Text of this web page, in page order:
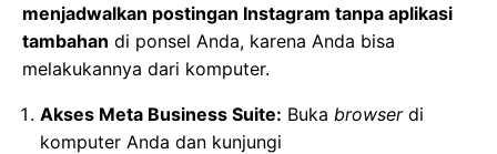
menjadwalkan postingan Instagram tanpa aplikasi
tambahan di ponsel Anda, karena Anda bisa
melakukannya dari komputer.
Akses Meta Business Suite: Buka browserdi
komputer Anda dan kunjungi